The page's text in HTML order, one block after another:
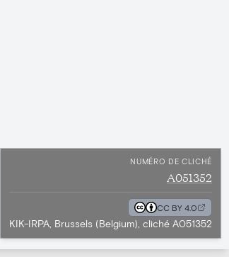
NUMÉRO DE CLICHÉ
A051352
CC BY 4.0
KIK-IRPA, Brussels (Belgium), cliché A051352